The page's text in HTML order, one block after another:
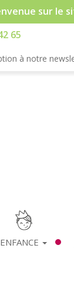
sur le
65
à notre
ENFANCE